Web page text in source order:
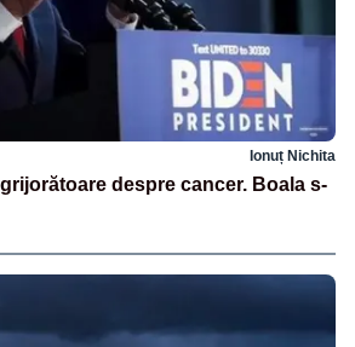
Ionuț Nichita
despre cancer. Boala s-